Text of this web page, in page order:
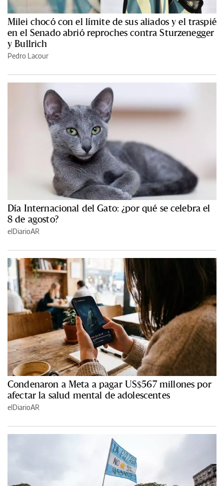
Milei chocó con el límite de sus aliados y el traspié
en el Senado abrió reproches contra Sturzenegger
y Bullrich
Pedro Lacour
Día Internacional del Gato: ¿por qué se celebra el
8 de agosto?
elDiarioAR
Condenaron a Meta a pagar US$567 millones por
afectar la salud mental de adolescentes
elDiarioAR